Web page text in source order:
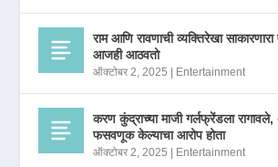
राम आणि रावणाची व्यक्तिरेखा
आजही आठवतो
ऑक्टोबर 2, 2025 Entertainment
करण कुंद्राच्या माजी गर्लफ्रेंडला रागावले,
फसवणूक केल्याचा आरोप होता
ऑक्टोबर 2, 2025 Entertainment